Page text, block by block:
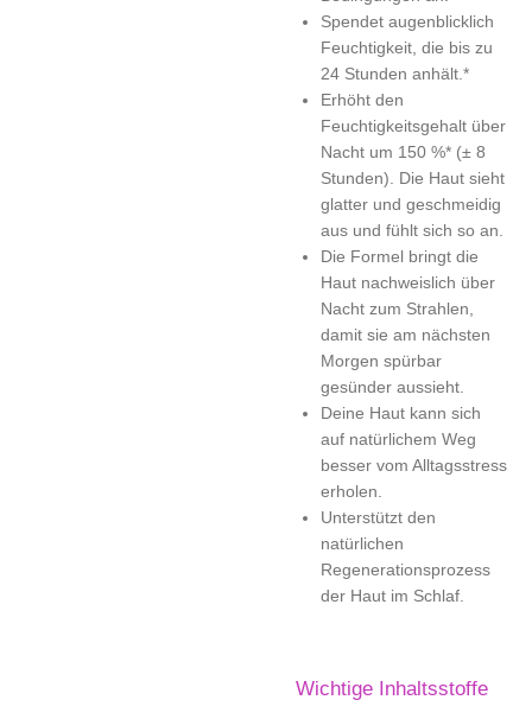
Spendet augenblicklich
Feuchtigkeit, die bis zu
24 Stunden anhält.*
Erhöht den
Feuchtigkeitsgehalt über
Nacht um 150 %* (± 8
Stunden). Die Haut sieht
glatter und geschmeidig
aus und fühlt sich so an.
Die Formel bringt die
Haut nachweislich über
Nacht zum Strahlen,
damit sie am nächsten
Morgen spürbar
gesünder aussieht.
Deine Haut kann sich
auf natürlichem Weg
besser vom Alltagsstress
erholen.
Unterstützt den
natürlichen
Regenerationsprozess
der Haut im Schlaf.
Wichtige Inhaltsstoffe